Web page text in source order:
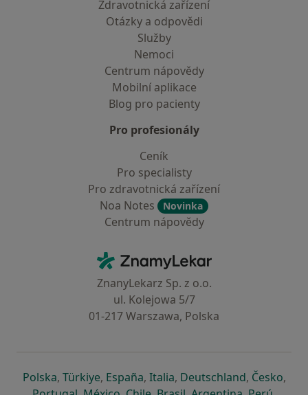
Zdravotnická zařízení
Otázky a odpovědi
Služby
Nemoci
Centrum nápovědy
Mobilní aplikace
Blog pro pacienty
Pro profesionály
Ceník
Pro specialisty
Pro zdravotnická zařízení
Noa Notes
Novinka
Centrum nápovědy
ZnamyLekar - Hlavní stránka
ZnanyLekarz Sp. z o.o.
ul. Kolejowa 5/7
01-217 Warszawa, Polska
Polskase otevře v nové záložce
, Türkiyese otevře v nové záložce
, Españase otevře v nové záložce
, Italiase otevře v nové záložce
, Deutschlandse otevře v
, Českose
,